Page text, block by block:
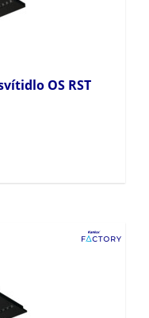
OS RST